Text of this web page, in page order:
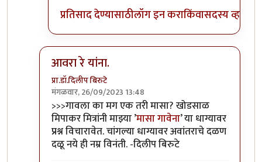
प्रतिसाद देण्यासाठीलॉग इन कराकिंवासदस्य व्हा
आवरा रे यांना.
प्रा.डॉ.दिलीप बिरुटे
मंगळवार, 26/09/2023 13:48
In reply toटपोरे गांडुळ आहेत, ही गांडुळंby
>>>गावला का मग एक तरी मासा? खोडसाळ
मिपाकर मित्रांनी माझ्या ’मासा गावेना’ या धाग्यावर
प्रश्न विचारावेत. चांगल्या धाग्यावर अवांतराचे दळण
दळू नये ही नम्र विनंती. -दिलीप बिरुटे